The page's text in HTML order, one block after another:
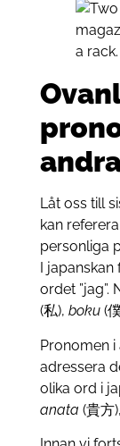
Låt oss till
kan
personliga
I
ordet ”jag”.
(私), boku(
Pronomen
adressera
olika ord i
anata (貴方),